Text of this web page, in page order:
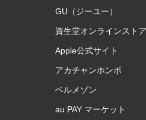
GU（ジーユー）
資生堂オンラインストア
Apple公式サイト
アカチャンホンポ
ベルメゾン
au PAY マーケット